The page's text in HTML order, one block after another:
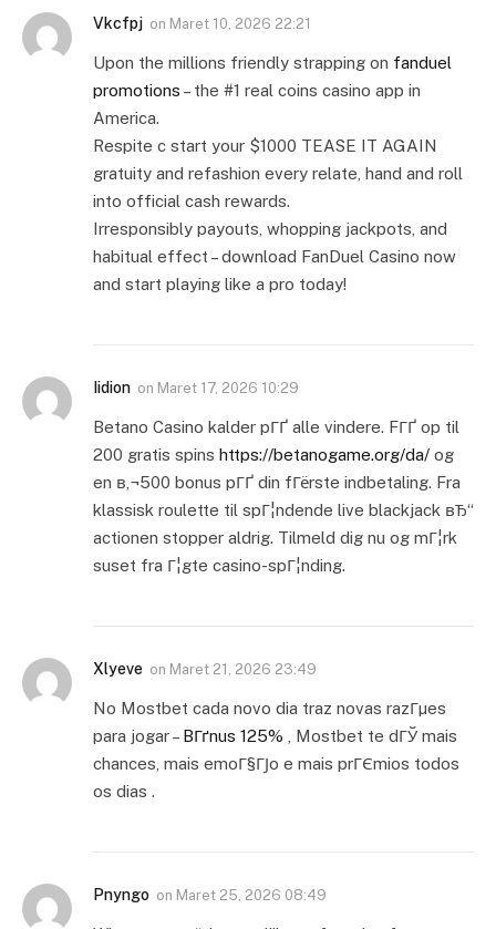
Vkcfpj on Maret 10, 2026 22:21
Upon the millions friendly strapping on fanduel
promotions – the #1 real coins casino app in
America.
Respite c start your $1000 TEASE IT AGAIN
gratuity and refashion every relate, hand and roll
into official cash rewards.
Irresponsibly payouts, whopping jackpots, and
habitual effect – download FanDuel Casino now
and start playing like a pro today!
Iidion on Maret 17, 2026 10:29
Betano Casino kalder pГҐ alle vindere. FГҐ op til
200 gratis spins https://betanogame.org/da/ og
en в‚¬500 bonus pГҐ din fГёrste indbetaling. Fra
klassisk roulette til spГ¦ndende live blackjack вЂ“
actionen stopper aldrig. Tilmeld dig nu og mГ¦rk
suset fra Г¦gte casino-spГ¦nding.
Xlyeve on Maret 21, 2026 23:49
No Mostbet cada novo dia traz novas razГµes
para jogar – BГґnus 125% , Mostbet te dГЎ mais
chances, mais emoГ§ГЈo e mais prГЄmios todos
os dias .
Pnyngo on Maret 25, 2026 08:49